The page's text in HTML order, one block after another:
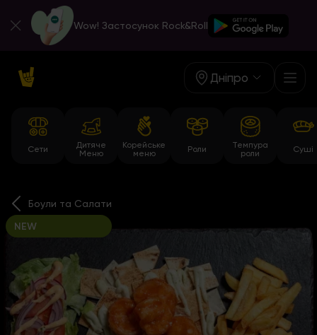
Wow! Застосунок Rock&Roll
Дніпро
Сети
Дитяче
Меню
Корейське
меню
Роли
Темпура
роли
Суші
Боули та Салати
NEW